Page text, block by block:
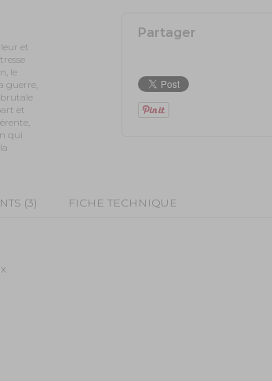
Partager
et
le
guerre,
et
qui
(3) FICHE TECHNIQUE